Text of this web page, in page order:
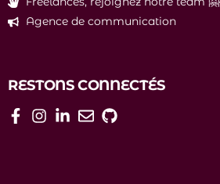
Agence de communication
RESTONS CONNECTÉS